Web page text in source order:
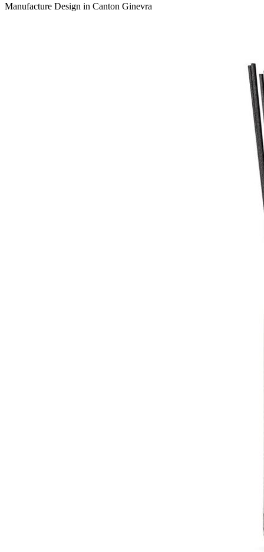
Manufacture Design in Canton Ginevra